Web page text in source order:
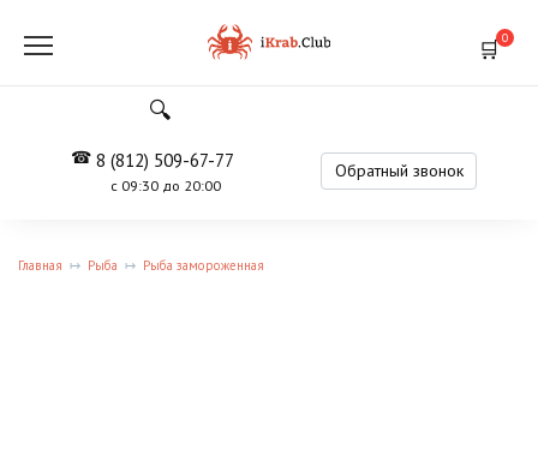
содержанию
0
8 (812) 509-67-77
с 09:30 до 20:00
Обратный звонок
Главная Рыба Рыба замороженная